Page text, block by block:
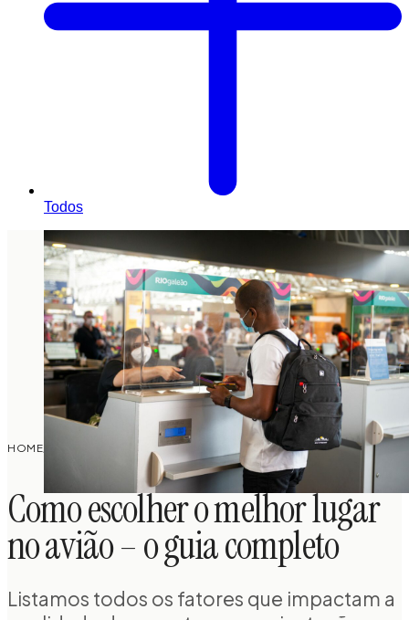
Todos
HOME/
COMO ESCOLHER O MELHOR LUGAR NO AVIÃO – O
GUIA COMPLETO
Como escolher o melhor lugar
no avião – o guia completo
Listamos todos os fatores que impactam a